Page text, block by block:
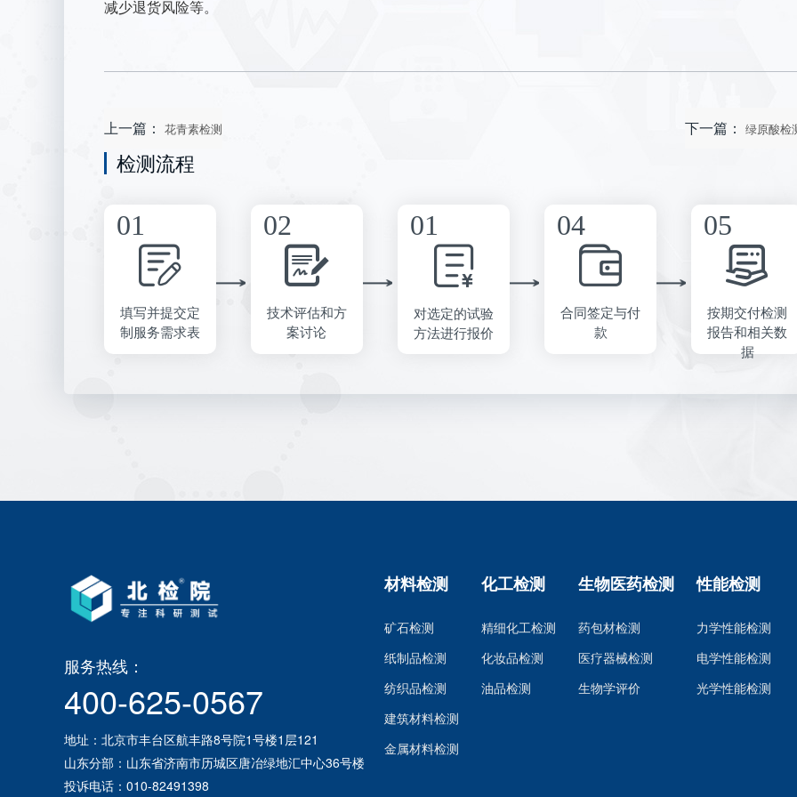
减少退货风险等。
上一篇： 花青素检测 下一篇： 绿原酸检
检测流程
填写并提交定
制服务需求表
技术评估和方
案讨论
对选定的试验
方法进行报价
合同签定与付
款
按期交付检测
报告和相关数
据
服务热线：
400-625-0567
地址：北京市丰台区航丰路8号院1号楼1层121
山东分部：山东省济南市历城区唐冶绿地汇中心36号楼
投诉电话：010-82491398
材料检测
矿石检测
纸制品检测
纺织品检测
建筑材料检测
金属材料检测
化工检测
精细化工检测
化妆品检测
油品检测
生物医药检测
药包材检测
医疗器械检测
生物学评价
性能检测
力学性能检测
电学性能检测
光学性能检测